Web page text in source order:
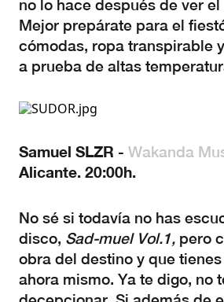
no lo hace después de ver
Mejor prepárate para el
cómodas, ropa transpirable
a prueba de altas
Samuel SLZR - Wakanda
Alicante. 20:00h.
No sé si todavía no has
disco, Sad-muel Vol.1, pero
obra del destino y que
ahora mismo. Ya te digo, no